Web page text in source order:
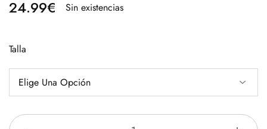
24.99€ Sin existencias
Talla